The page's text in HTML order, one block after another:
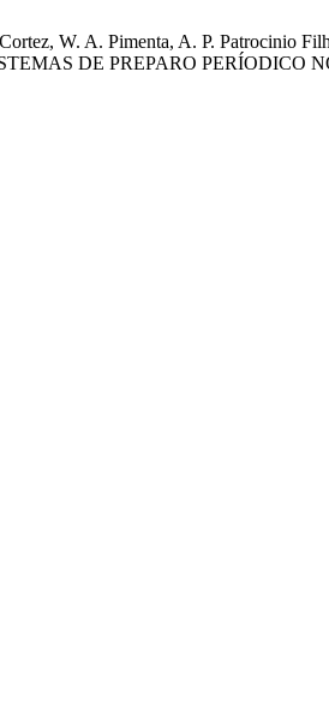
W. A. Pimenta, A. P. Patrocinio
DE PREPARO PERÍODICO